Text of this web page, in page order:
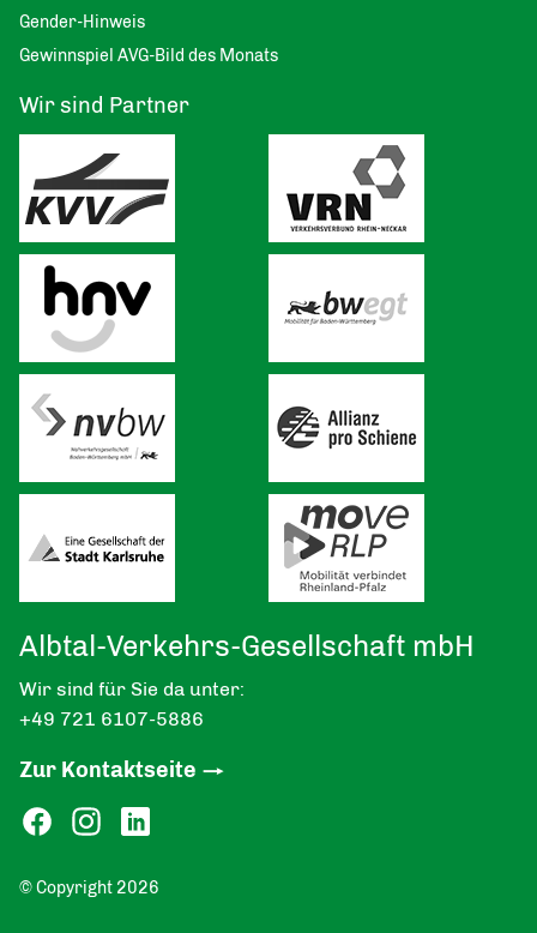
Gender-Hinweis
Gewinnspiel AVG-Bild des Monats
Wir sind Partner
Albtal-Verkehrs-Gesellschaft mbH
Wir sind für Sie da unter:
+49 721 6107-5886
Zur Kontaktseite
© Copyright 2026